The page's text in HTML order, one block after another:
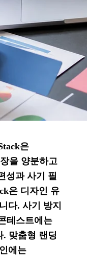
은
을 양분하고
성과 사기 필
은 디자인 유
다. 사기 방지
테스트에는
. 맞춤형 랜딩
에는